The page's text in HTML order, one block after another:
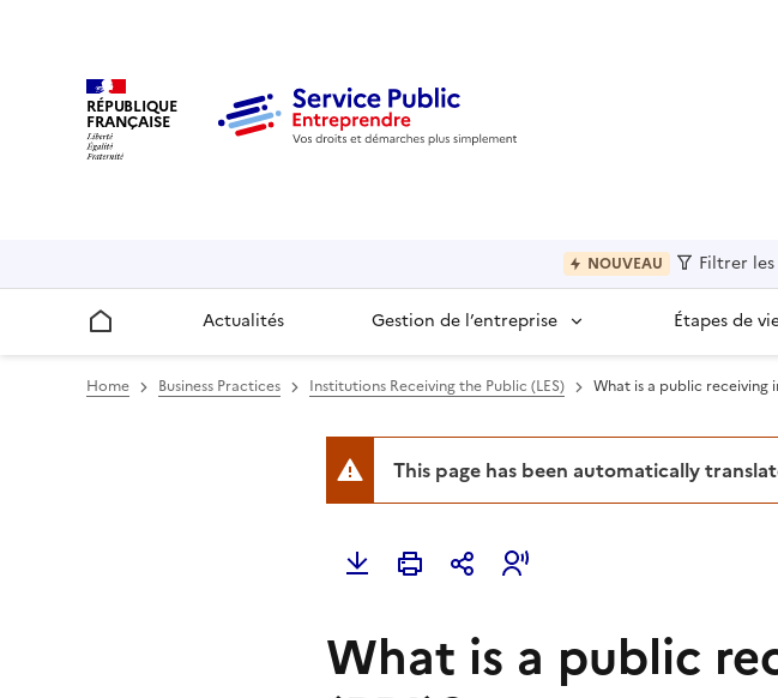
RÉPUBLIQUE
FRANÇAISE
NOUVEAU Filtrer
Accueil Actualités Gestion de l’entreprise Étapes de
Home Business Practices Institutions Receiving the Public (LES) What is a public receiving
This page has been automatically
What is a public